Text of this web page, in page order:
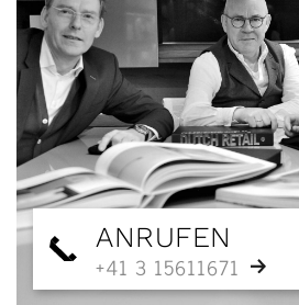
ANRUFEN
+41 3 15611671